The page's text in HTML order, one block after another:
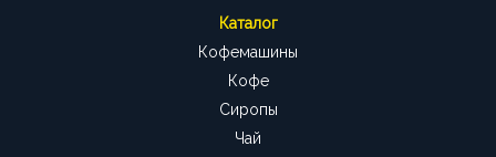
Каталог
Кофемашины
Кофе
Сиропы
Чай